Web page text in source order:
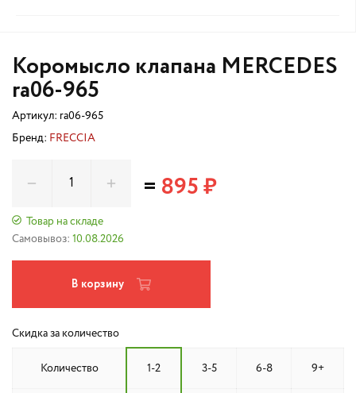
Коромысло клапана MERCEDES
ra06-965
Артикул: ra06-965
Бренд: FRECCIA
Товар на складе
Самовывоз: 10.08.2026
= 895 ₽
В корзину
Скидка за количество
Количество 1-2 3-5 6-8 9+